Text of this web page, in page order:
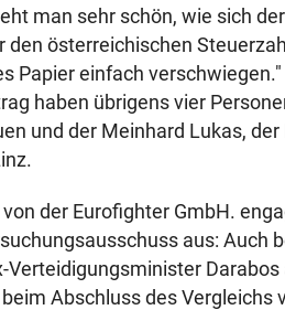
man sehr schön, wie sich
den österreichischen
Papier einfach verschwiegen."
haben übrigens vier
und der Meinhard Lukas,
der Eurofighter GmbH.
aus: Auch
Verteidigungsminister
Abschluss des Vergleichs